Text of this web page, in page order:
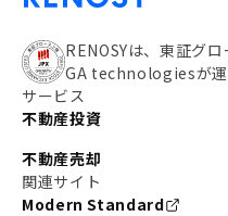
RENOSYは、東証グ
GA technologiesが運
サービス
不動産投資
不動産売却
関連サイト
Modern Standard